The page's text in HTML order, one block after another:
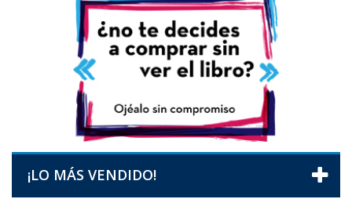
¡LO MÁS VENDIDO!